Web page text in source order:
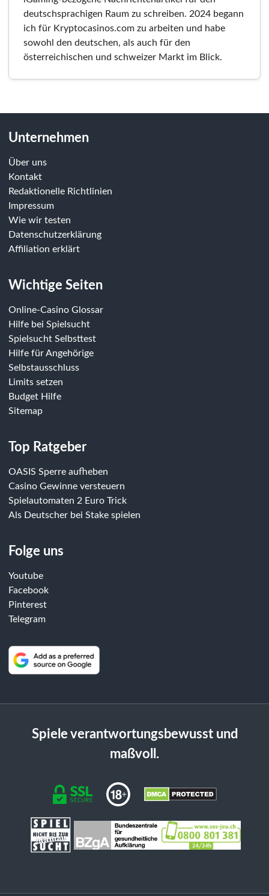
deutschsprachigen Raum zu schreiben. 2024 begann
ich für Kryptocasinos.com zu arbeiten und habe
sowohl den deutschen, als auch für den
österreichischen und schweizer Markt im Blick.
Unternehmen
Über uns
Kontakt
Redaktionelle Richtlinien
Impressum
Wie wir testen
Datenschutzerklärung
Affiliation erklärt
Wichtige Seiten
Online-Casino Glossar
Hilfe bei Spielsucht
Spielsucht Selbsttest
Hilfe für Angehörige
Selbstausschluss
Limits setzen
Budget Hilfe
Sitemap
Top Ratgeber
OASIS Sperre aufheben
Casino Gewinne versteuern
Spielautomaten 2 Euro Trick
Als Deutscher bei Stake spielen
Folge uns
Youtube
Facebook
Pinterest
Telegram
Spiele verantwortungsbewusst und
maßvoll.